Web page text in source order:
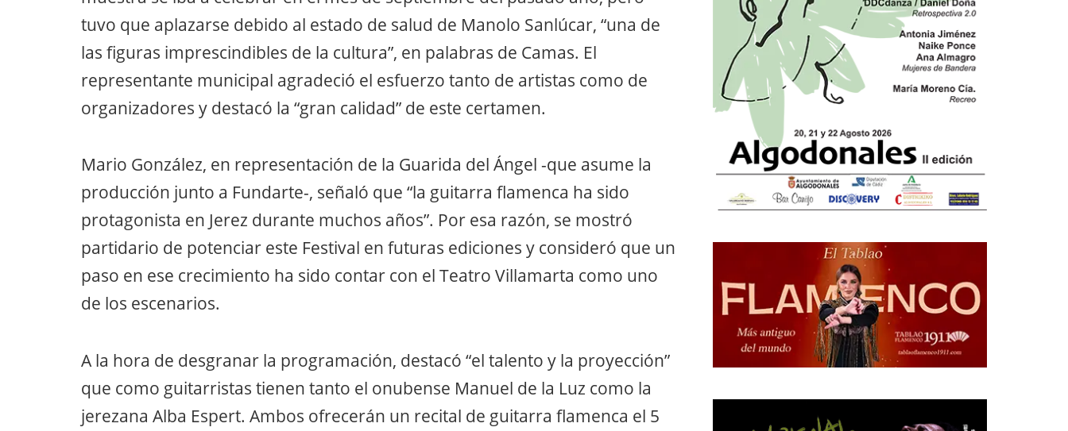
tuvo que aplazarse debido al estado de salud de Manolo Sanlúcar, “una de
las figuras imprescindibles de la cultura”, en palabras de Camas. El
representante municipal agradeció el esfuerzo tanto de artistas como de
organizadores y destacó la “gran calidad” de este certamen.
Mario González, en representación de la Guarida del Ángel -que asume la
producción junto a Fundarte-, señaló que “la guitarra flamenca ha sido
protagonista en Jerez durante muchos años”. Por esa razón, se mostró
partidario de potenciar este Festival en futuras ediciones y consideró que un
paso en ese crecimiento ha sido contar con el Teatro Villamarta como uno
de los escenarios.
A la hora de desgranar la programación, destacó “el talento y la proyección”
que como guitarristas tienen tanto el onubense Manuel de la Luz como la
jerezana Alba Espert. Ambos ofrecerán un recital de guitarra flamenca el 5